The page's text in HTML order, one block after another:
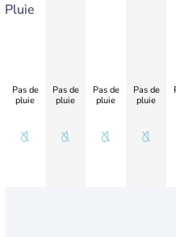
Pluie
Pas de
pluie
Pas de
pluie
Pas de
pluie
Pas de
pluie